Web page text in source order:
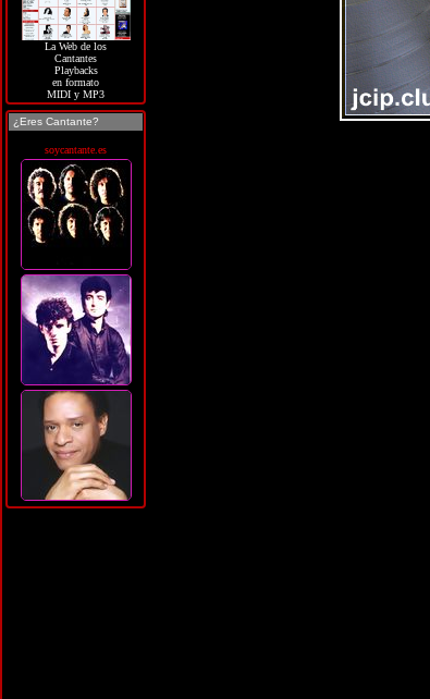
La Web de los
Cantantes
Playbacks
en formato
MIDI y MP3
¿Eres Cantante?
soycantante.es